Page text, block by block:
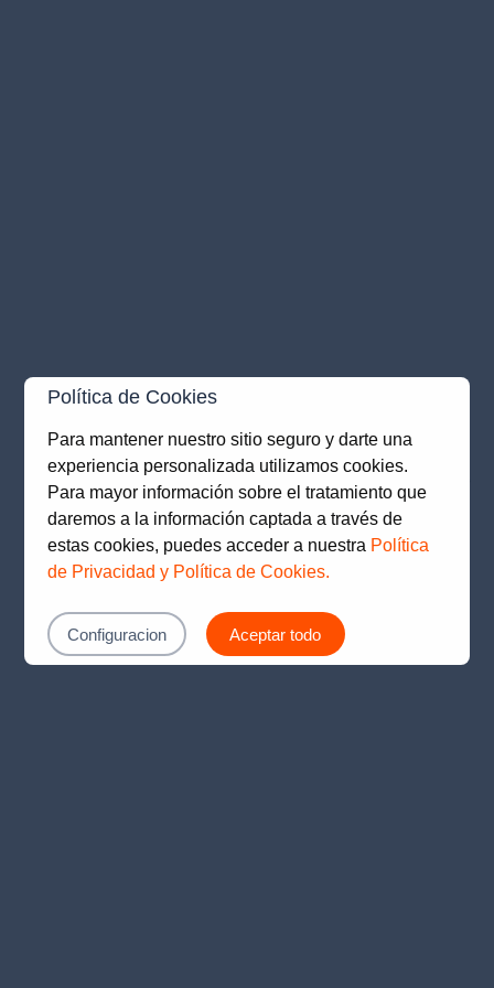
Política de Cookies
Para mantener nuestro sitio seguro y darte una
experiencia personalizada utilizamos cookies.
Para mayor información sobre el tratamiento que
daremos a la información captada a través de
estas cookies, puedes acceder a nuestra Política
de Privacidad y Política de Cookies.
Aceptar todo
Configuracion
Application error: a client-side exception has occurred while
loadingwww.prima.com.pe(see the browser console
more information).